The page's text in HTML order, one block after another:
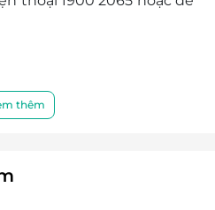
trình đun nấu. Hạn chế
nghiệm chịu được oxy hóa
giờ).
của món ăn.
thêm